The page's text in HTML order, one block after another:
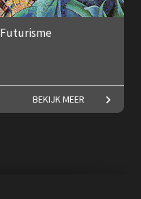
Futurisme
BEKIJK MEER